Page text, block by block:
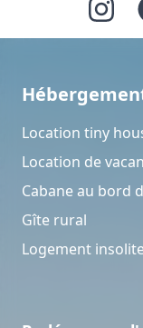
Location tiny
Location de
Cabane au bord
Gîte rural
Logement